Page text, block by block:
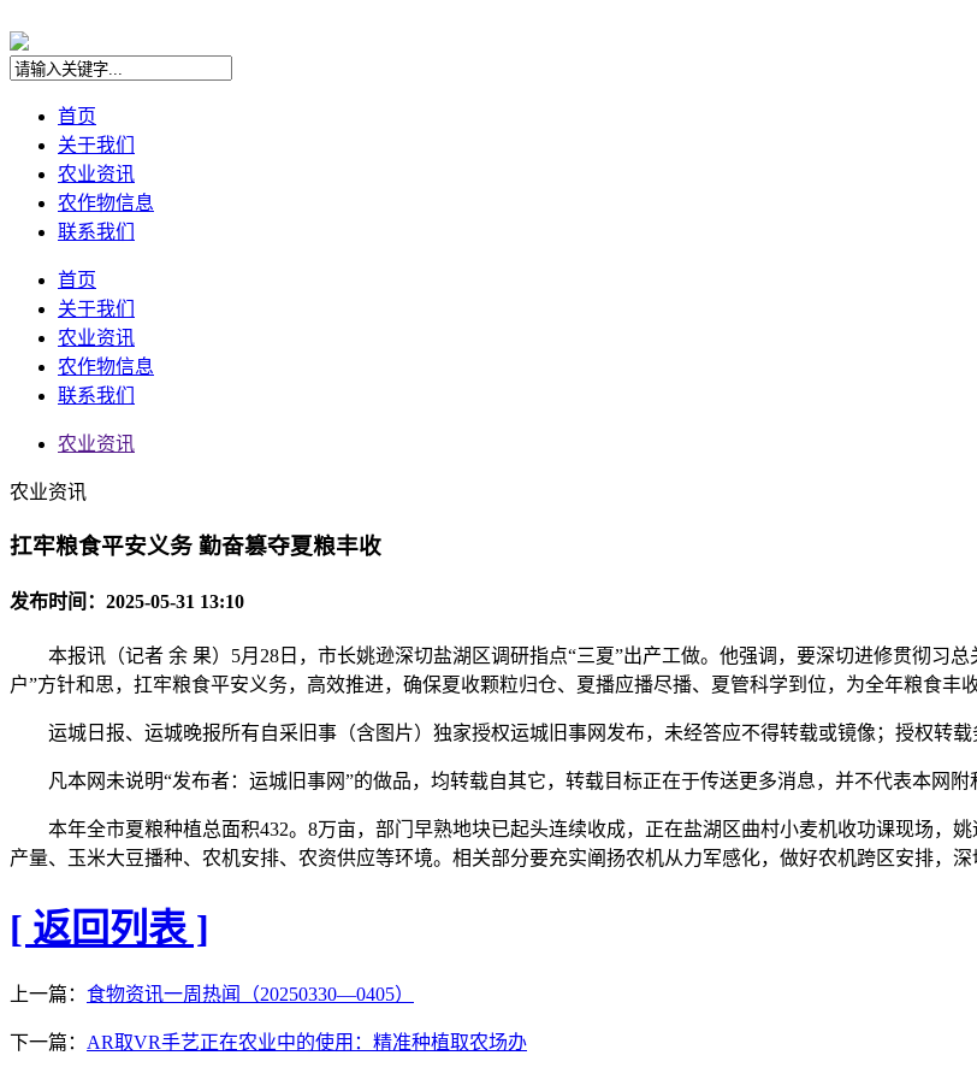
首页
关于我们
农业资讯
农作物信息
联系我们
首页
关于我们
农业资讯
农作物信息
联系我们
农业资讯
农业资讯
扛牢粮食平安义务 勤奋篡夺夏粮丰收
发布时间：2025-05-31 13:10
本报讯（记者 余 果）5月28日，市长姚逊深切盐湖区调研指点“三夏”出产工做。他强调，要深切进修贯彻习总
户”方针和思，扛牢粮食平安义务，高效推进，确保夏收颗粒归仓、夏播应播尽播、夏管科学到位，为全年粮食丰
运城日报、运城晚报所有自采旧事（含图片）独家授权运城旧事网发布，未经答应不得转载或镜像；授权转载
凡本网未说明“发布者：运城旧事网”的做品，均转载自其它，转载目标正在于传送更多消息，并不代表本网附
本年全市夏粮种植总面积432。8万亩，部门早熟地块已起头连续收成，正在盐湖区曲村小麦机收功课现场，
产量、玉米大豆播种、农机安排、农资供应等环境。相关部分要充实阐扬农机从力军感化，做好农机跨区安排，
[ 返回列表 ]
上一篇： 食物资讯一周热闻（20250330—0405）
下一篇： AR取VR手艺正在农业中的使用：精准种植取农场办